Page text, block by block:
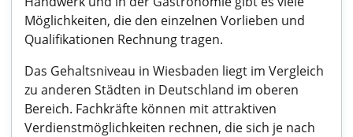
Möglichkeiten, die den einzelnen Vorlieben und
Qualifikationen Rechnung tragen.
Das Gehaltsniveau in Wiesbaden liegt im Vergleich
zu anderen Städten in Deutschland im oberen
Bereich. Fachkräfte können mit attraktiven
Verdienstmöglichkeiten rechnen, die sich je nach